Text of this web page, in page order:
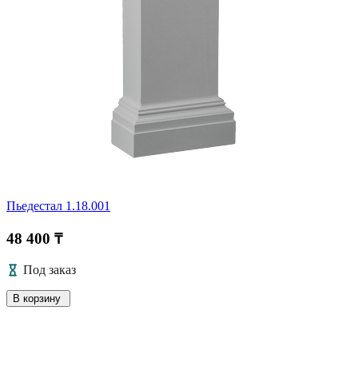
Пьедестал 1.18.001
48 400 ₸
Под заказ
В корзину